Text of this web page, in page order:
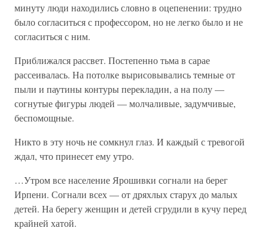
минуту люди находились словно в оцепенении: трудно
было согласиться с профессором, но не легко было и не
согласиться с ним.
Приближался рассвет. Постепенно тьма в сарае
рассеивалась. На потолке вырисовывались темные от
пыли и паутины контуры перекладин, а на полу —
согнутые фигуры людей — молчаливые, задумчивые,
беспомощные.
Никто в эту ночь не сомкнул глаз. И каждый с тревогой
ждал, что принесет ему утро.
…Утром все население Ярошивки согнали на берег
Ирпени. Согнали всех — от дряхлых старух до малых
детей. На берегу женщин и детей сгрудили в кучу перед
крайней хатой.